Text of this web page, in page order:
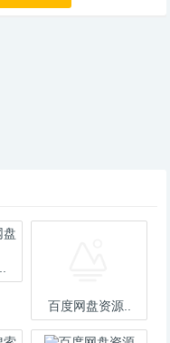
百度网盘资源..